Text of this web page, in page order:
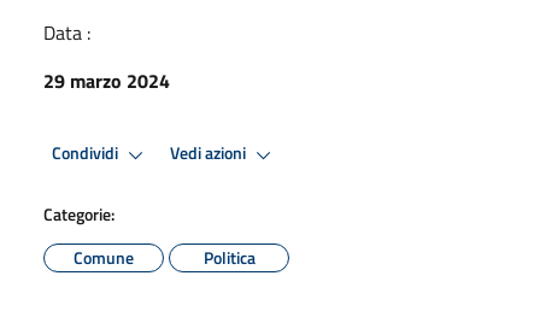
Data :
29 marzo 2024
Condividi Vedi azioni
Categorie:
Comune
Politica